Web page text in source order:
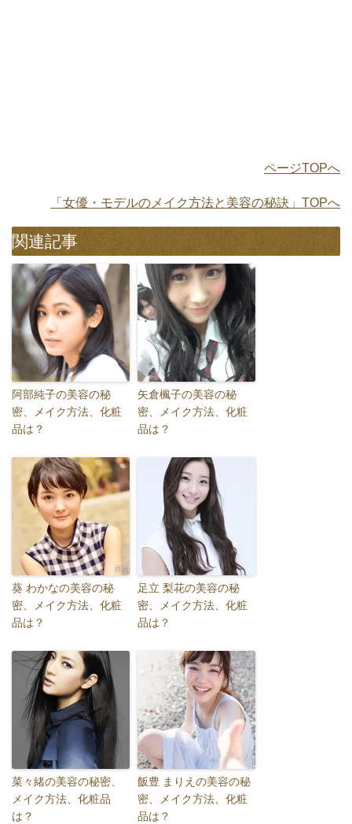
ページTOPへ
「女優・モデルのメイク方法と美容の秘訣」TOPへ
関連記事
阿部純子の美容の秘
密、メイク方法、化粧
品は？
矢倉楓子の美容の秘
密、メイク方法、化粧
品は？
葵 わかなの美容の秘
密、メイク方法、化粧
品は？
足立 梨花の美容の秘
密、メイク方法、化粧
品は？
菜々緒の美容の秘密、
メイク方法、化粧品
は？
飯豊 まりえの美容の秘
密、メイク方法、化粧
品は？